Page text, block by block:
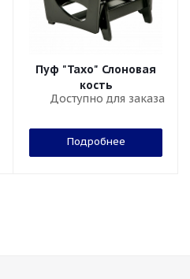
Пуф "Тахо" Слоновая
кость
Доступно для заказа
Подробнее